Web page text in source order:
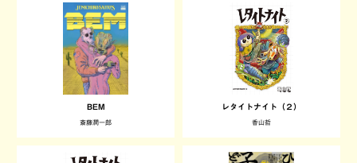
BEM
斎藤潤一郎
レタイトナイト（２）
香山哲